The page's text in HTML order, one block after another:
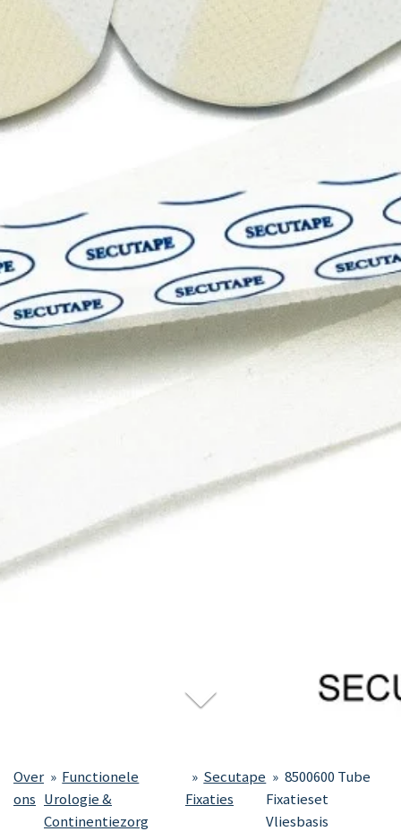
Over
ons
» Functionele
Urologie &
Continentiezorg
» Secutape
Fixaties
» 8500600 Tube
Fixatieset
Vliesbasis